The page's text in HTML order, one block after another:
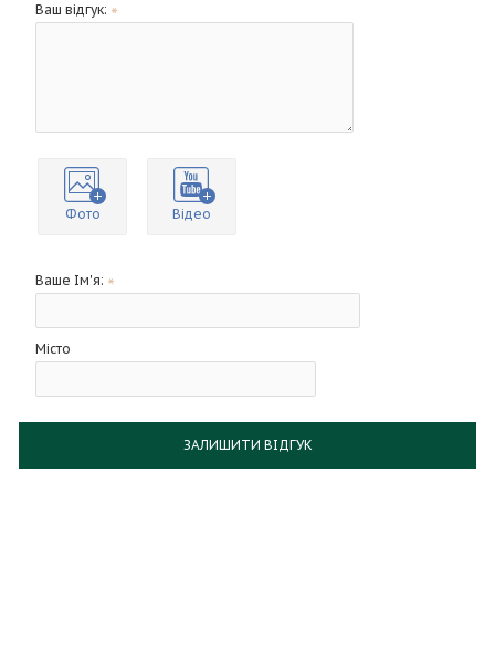
Ваш відгук:
Фото Відео
Ваше Ім'я:
Місто
ЗАЛИШИТИ ВІДГУК